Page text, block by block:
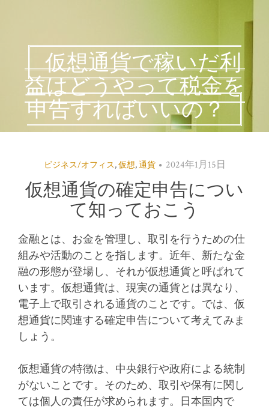
仮想通貨で稼いだ利
益はどうやって税金を
申告すればいいの？
ビジネス/オフィス,仮想,通貨 2024年1月15日
仮想通貨の確定申告につい
て知っておこう
金融とは、お金を管理し、取引を行うための仕
組みや活動のことを指します。 近年、新たな金
融の形態が登場し、それが仮想通貨と呼ばれて
います。仮想通貨は、現実の通貨とは異なり、
電子上で取引される通貨のことです。では、仮
想通貨に関連する確定申告について考えてみま
しょう。
仮想通貨の特徴は、中央銀行や政府による統制
がないことです。そのため、取引や保有に関し
ては個人の責任が求められます。日本国内で